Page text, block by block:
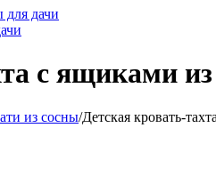
для дачи
с ящиками
из сосны/Детская кровать-